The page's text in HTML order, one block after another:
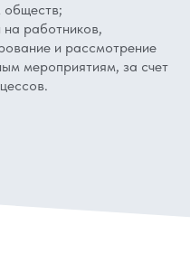
обществ;
на работников,
и рассмотрение
мероприятиям, за счет